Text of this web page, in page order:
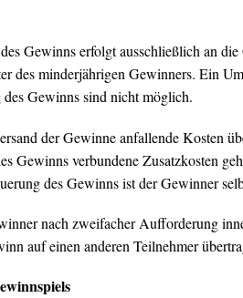
Gewinns erfolgt ausschließlich an
des minderjährigen Gewinners. Ein
des Gewinns sind nicht möglich.
der Gewinne anfallende Kosten
Gewinns verbundene Zusatzkosten
des Gewinns ist der Gewinner
nach zweifacher Aufforderung
auf einen anderen Teilnehmer